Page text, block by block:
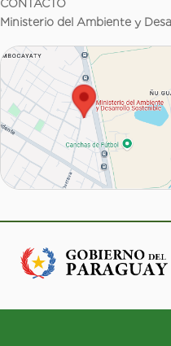
CONTACTO
Ministerio del Ambiente y